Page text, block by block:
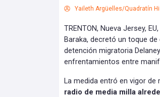
Yaileth Argüelles/Quadratín
TRENTON, Nueva Jersey,
Baraka, decretó un toque
detención migratoria
enfrentamientos entre
La medida entró en vigor de
radio de media milla